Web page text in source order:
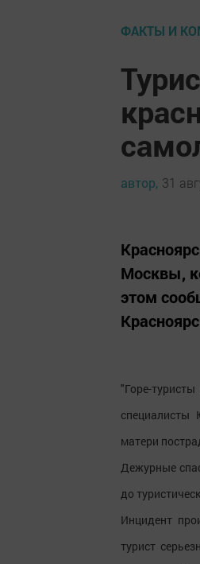
ФАКТЫ И
автор, 31
Москвы,
этом
"Горе-
специалисты
матери
Дежурные
до
Инцидент
турист